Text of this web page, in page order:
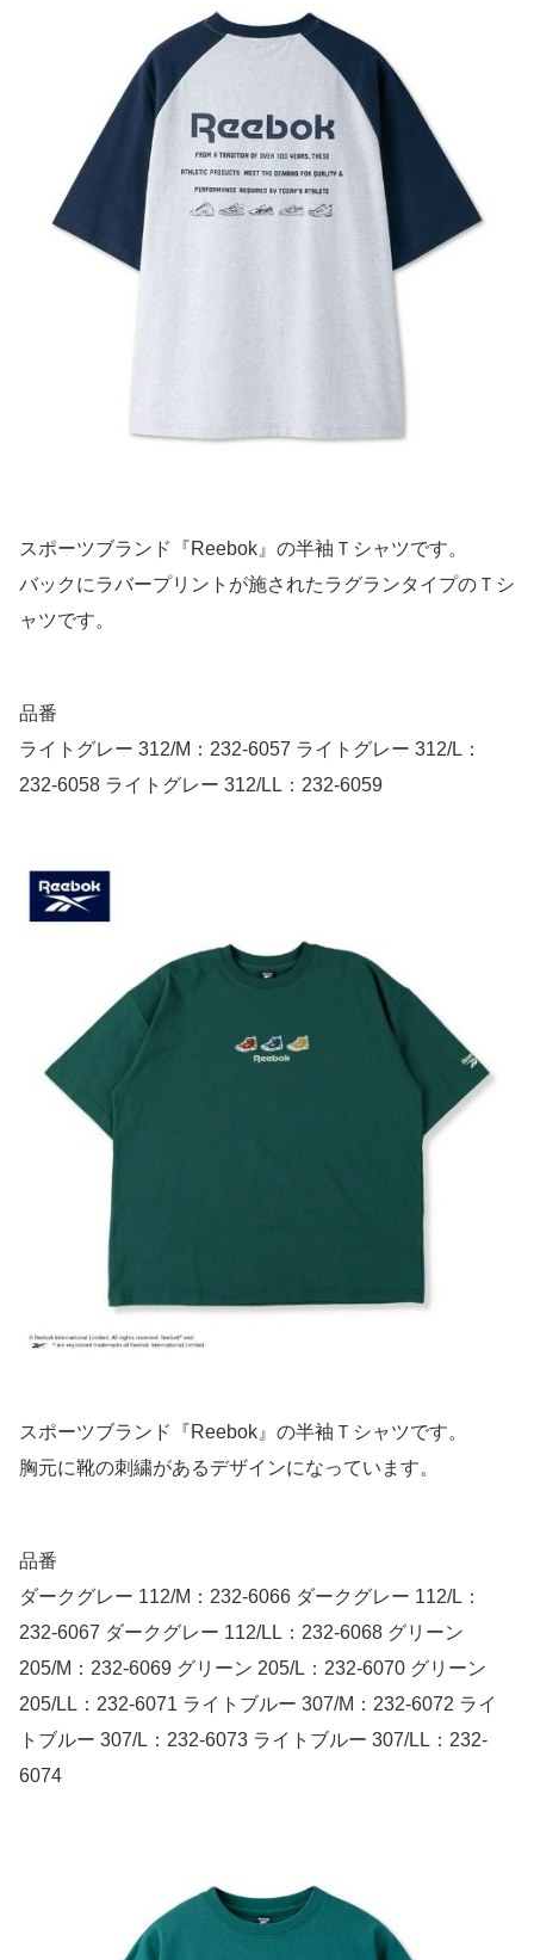
スポーツブランド『Reebok』の半袖Ｔシャツです。
バックにラバープリントが施されたラグランタイプのＴシ
ャツです。
品番
ライトグレー 312/M：232-6057 ライトグレー 312/L：
232-6058 ライトグレー 312/LL：232-6059
スポーツブランド『Reebok』の半袖Ｔシャツです。
胸元に靴の刺繍があるデザインになっています。
品番
ダークグレー 112/M：232-6066 ダークグレー 112/L：
232-6067 ダークグレー 112/LL：232-6068 グリーン
205/M：232-6069 グリーン 205/L：232-6070 グリーン
205/LL：232-6071 ライトブルー 307/M：232-6072 ライ
トブルー 307/L：232-6073 ライトブルー 307/LL：232-
6074